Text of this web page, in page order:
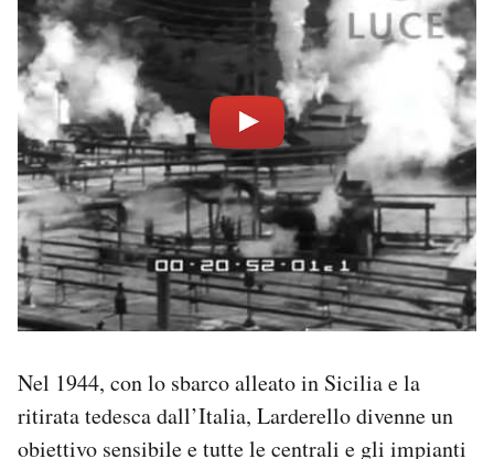
Nel 1944, con lo sbarco alleato in Sicilia e la
ritirata tedesca dall’Italia, Larderello divenne un
obiettivo sensibile e tutte le centrali e gli impianti